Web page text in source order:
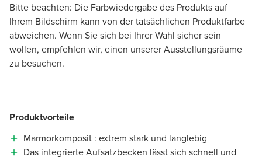
Bitte beachten: Die Farbwiedergabe des Produkts auf
Ihrem Bildschirm kann von der tatsächlichen Produktfarbe
abweichen. Wenn Sie sich bei Ihrer Wahl sicher sein
wollen, empfehlen wir, einen unserer Ausstellungsräume
zu besuchen.
Produktvorteile
Marmorkomposit : extrem stark und langlebig
Das integrierte Aufsatzbecken lässt sich schnell und